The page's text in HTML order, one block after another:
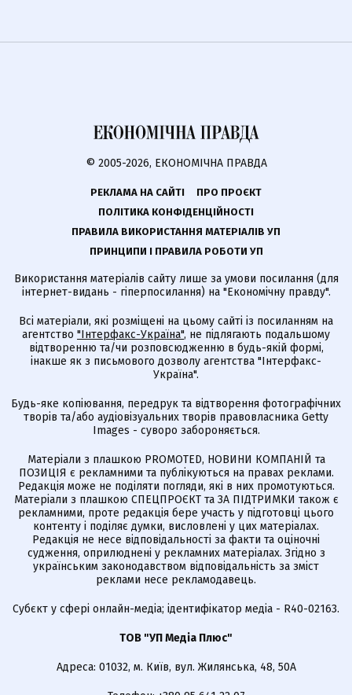
© 2005-2026, ЕКОНОМІЧНА ПРАВДА
РЕКЛАМА НА САЙТІ
ПРО ПРОЄКТ
ПОЛІТИКА КОНФІДЕНЦІЙНОСТІ
ПРАВИЛА ВИКОРИСТАННЯ МАТЕРІАЛІВ УП
ПРИНЦИПИ І ПРАВИЛА РОБОТИ УП
Використання матеріалів сайту лише за умови посилання (для
інтернет-видань - гіперпосилання) на "Економічну правду".
Всі матеріали, які розміщені на цьому сайті із посиланням на
агентство "Інтерфакс-Україна", не підлягають подальшому
відтворенню та/чи розповсюдженню в будь-якій формі,
інакше як з письмового дозволу агентства "Інтерфакс-
Україна".
Будь-яке копіювання, передрук та відтворення фотографічних
творів та/або аудіовізуальних творів правовласника Getty
Images - суворо забороняється.
Матеріали з плашкою PROMOTED, НОВИНИ КОМПАНІЙ та
ПОЗИЦІЯ є рекламними та публікуються на правах реклами.
Редакція може не поділяти погляди, які в них промотуються.
Матеріали з плашкою СПЕЦПРОЄКТ та ЗА ПІДТРИМКИ також є
рекламними, проте редакція бере участь у підготовці цього
контенту і поділяє думки, висловлені у цих матеріалах.
Редакція не несе відповідальності за факти та оціночні
судження, оприлюднені у рекламних матеріалах. Згідно з
українським законодавством відповідальність за зміст
реклами несе рекламодавець.
Cубєкт у сфері онлайн-медіа; ідентифікатор медіа - R40-02163.
ТОВ "УП Медіа Плюс"
Адреса: 01032, м. Київ, вул. Жилянська, 48, 50А